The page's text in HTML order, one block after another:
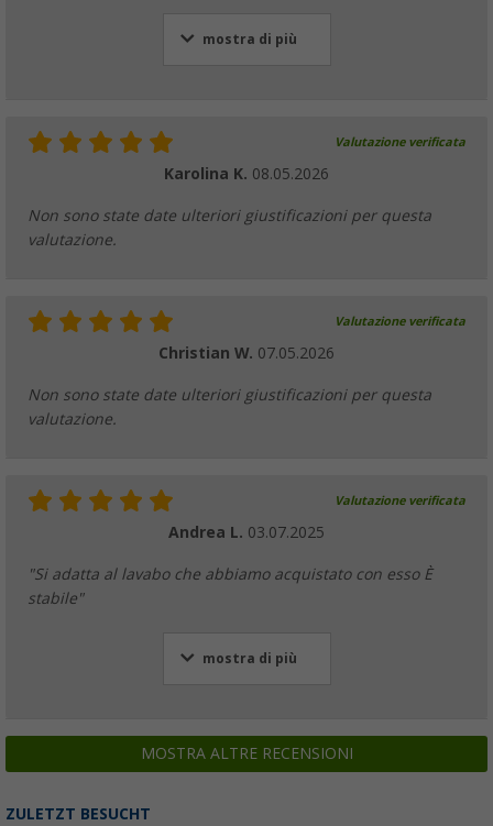
mostra di più
Valutazione verificata
Karolina K. 08.05.2026
Non sono state date ulteriori giustificazioni per questa
valutazione.
Valutazione verificata
Christian W. 07.05.2026
Non sono state date ulteriori giustificazioni per questa
valutazione.
Valutazione verificata
Andrea L. 03.07.2025
"Si adatta al lavabo che abbiamo acquistato con esso È
stabile"
mostra di più
MOSTRA ALTRE RECENSIONI
ZULETZT BESUCHT